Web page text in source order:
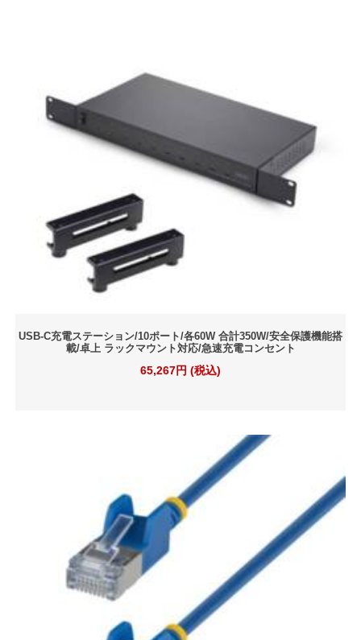
USB-C充電ステーション/10ポート/各60W 合計350W/安全保護機能搭
載/卓上 ラックマウント対応/急速充電コンセント
65,267円 (税込)